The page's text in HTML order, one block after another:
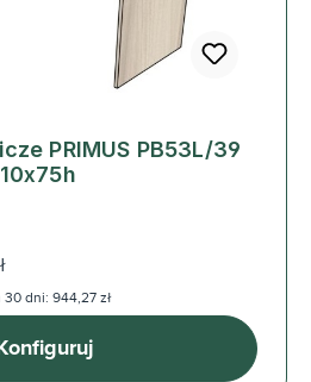
PRIMUS PB53L/39
dni: 944,27 zł